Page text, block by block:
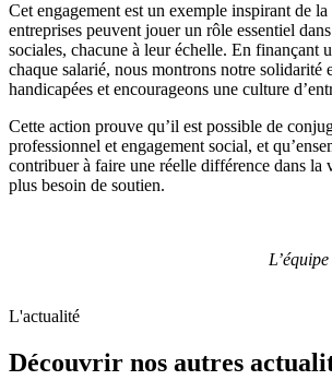
Cet engagement est un exemple inspirant de
entreprises peuvent jouer un rôle essentiel
sociales, chacune à leur échelle. En finançant
chaque salarié, nous montrons notre solidarité
handicapées et encourageons une culture
Cette action prouve qu’il est possible de
professionnel et engagement social, et
contribuer à faire une réelle différence dans la
plus besoin de soutien.
L’équ
L'actualité
Découvrir nos autres